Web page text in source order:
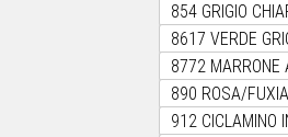
854 GRIGIO
8617 VERDE
8772 MARRONE
890 ROSA/FUXIA
912 CICLAMINO